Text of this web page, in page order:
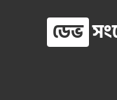
ডেভ